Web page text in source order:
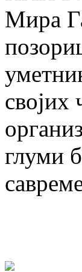
Мира
својих
глуми